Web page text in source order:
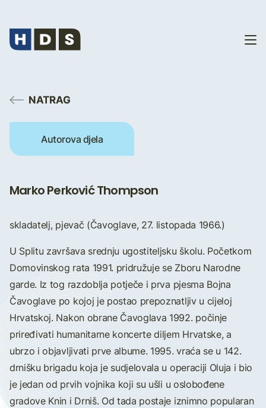
NATRAG
Autorova djela
Marko Perković Thompson
skladatelj, pjevač (Čavoglave, 27. listopada 1966.)
U Splitu završava srednju ugostiteljsku školu. Početkom
Domovinskog rata 1991. pridružuje se Zboru Narodne
garde. Iz tog razdoblja potječe i prva pjesma Bojna
Čavoglave po kojoj je postao prepoznatljiv u cijeloj
Hrvatskoj. Nakon obrane Čavoglava 1992. počinje
priređivati humanitarne koncerte diljem Hrvatske, a
ubrzo i objavljivati prve albume. 1995. vraća se u 142.
drnišku brigadu koja je sudjelovala u operaciji Oluja i bio
je jedan od prvih vojnika koji su ušli u oslobođene
gradove Knin i Drniš. Od tada postaje iznimno popularan